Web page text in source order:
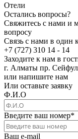
Отели
Остались вопросы?
Свяжитесь с нами и
вопросу
Связь с нами в один
+7 (727) 310 14 - 14
Заходите к нам в
г. Алматы пр.
или напишите нам
Или оставьте заявку
Ф.И.О
Введите ваш номер*
Ваш e-mail